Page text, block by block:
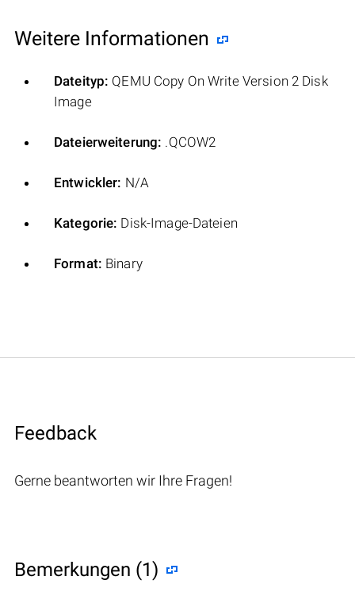
Weitere Informationen
Dateityp: QEMU Copy On Write Version 2 Disk
Image
Dateierweiterung: .QCOW2
Entwickler: N/A
Kategorie: Disk-Image-Dateien
Format: Binary
Feedback
Gerne beantworten wir Ihre Fragen!
Bemerkungen (1)